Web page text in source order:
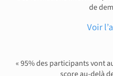
de
Voir
« 95% des participants vont